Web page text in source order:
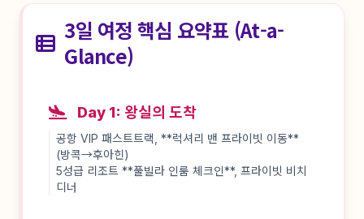
3일 여정 핵심 요약표 (At-a-
Glance)
Day 1: 왕실의 도착
공항 VIP 패스트트랙, **럭셔리 밴 프라이빗 이동**
(방콕→후아힌)
5성급 리조트 **풀빌라 인룸 체크인**, 프라이빗 비치
디너